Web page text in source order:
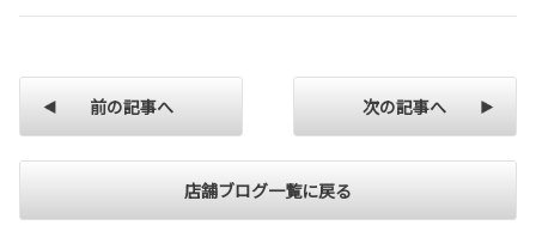
前の記事へ
店舗ブログ一覧に戻る
次の記事へ